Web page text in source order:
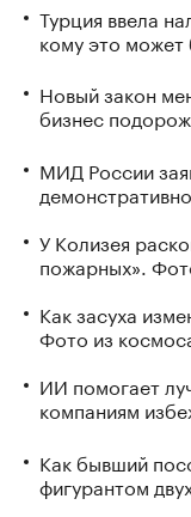
Турция ввела
кому это может
Новый закон
бизнес
МИД России
У Колизея
пожарных».
Как засуха
Фото из
ИИ помогает
компаниям
Как бывший
фигурантом